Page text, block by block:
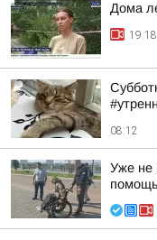
Дома
19:18
08:12
Уже не